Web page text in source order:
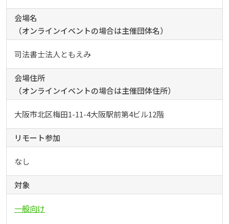
会場名
（オンラインイベントの場合は主催団体名）
司法書士法人ともえみ
会場住所
（オンラインイベントの場合は主催団体住所）
大阪市北区梅田1-11-4大阪駅前第4ビル12階
リモート参加
なし
対象
一般向け